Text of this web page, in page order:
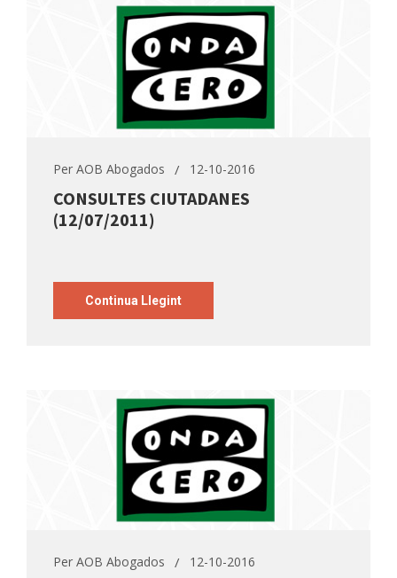
Per AOB Abogados 12-10-2016
CONSULTES CIUTADANES
(12/07/2011)
Continua Llegint
Per AOB Abogados 12-10-2016